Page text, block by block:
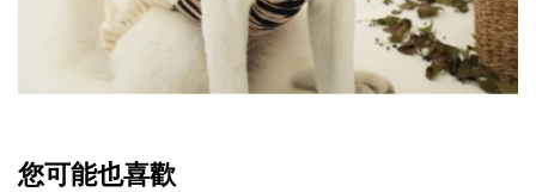
您可能也喜歡